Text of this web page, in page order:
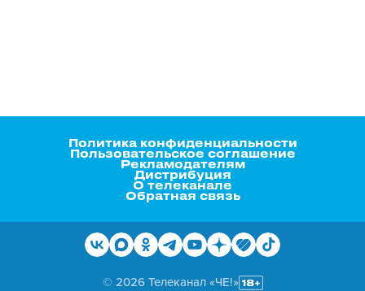
Политика конфиденциальности
Пользовательское соглашение
Рекламодателям
Дистрибуция
О телеканале
Обратная связь
© 2026 Телеканал «ЧЕ!»